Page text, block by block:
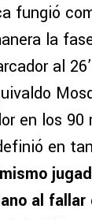
fungió
la
al
en los 90
en
al fallar